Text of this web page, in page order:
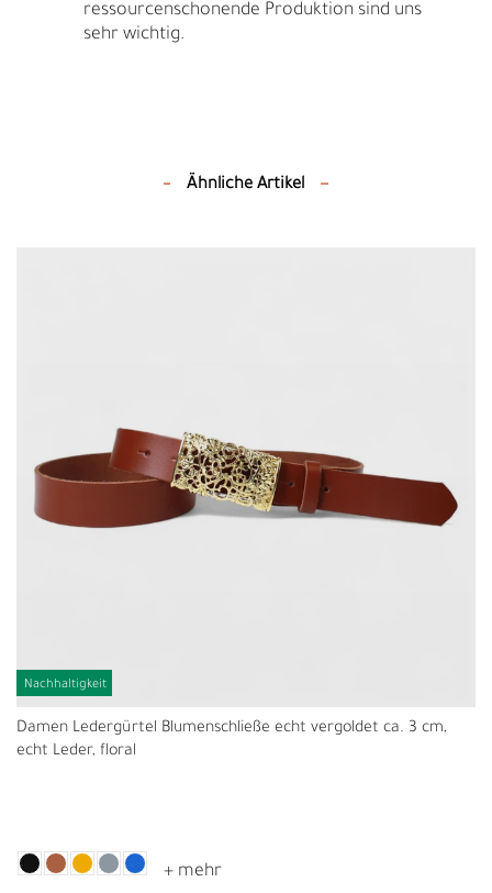
ressourcenschonende Produktion sind uns
sehr wichtig.
Ähnliche Artikel
Nachhaltigkeit
Damen Ledergürtel Blumenschließe echt vergoldet ca. 3 cm,
echt Leder, floral